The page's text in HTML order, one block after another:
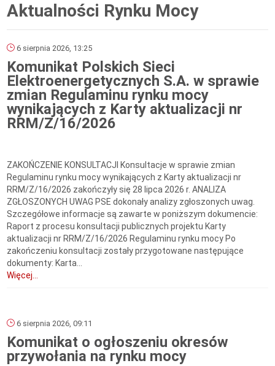
Aktualności Rynku Mocy
6 sierpnia 2026, 13:25
Komunikat Polskich Sieci
Elektroenergetycznych S.A. w sprawie
zmian Regulaminu rynku mocy
wynikających z Karty aktualizacji nr
RRM/Z/16/2026
ZAKOŃCZENIE KONSULTACJI Konsultacje w sprawie zmian
Regulaminu rynku mocy wynikających z Karty aktualizacji nr
RRM/Z/16/2026 zakończyły się 28 lipca 2026 r. ANALIZA
ZGŁOSZONYCH UWAG PSE dokonały analizy zgłoszonych uwag.
Szczegółowe informacje są zawarte w poniższym dokumencie:
Raport z procesu konsultacji publicznych projektu Karty
aktualizacji nr RRM/Z/16/2026 Regulaminu rynku mocy Po
zakończeniu konsultacji zostały przygotowane następujące
dokumenty: Karta...
Więcej...
6 sierpnia 2026, 09:11
Komunikat o ogłoszeniu okresów
przywołania na rynku mocy